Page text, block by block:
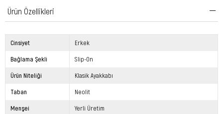
Ürün Özellikleri
Cinsiyet Erkek
Bağlama Şekli Slip-On
Ürün Niteliği Klasik Ayakkabı
Taban Neolit
Menşei Yerli Üretim